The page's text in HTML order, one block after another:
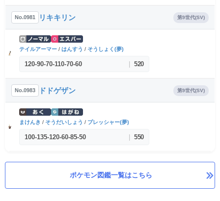
No.0981 リキキリン 第9世代(SV)
テイルアーマー / はんすう / そうしょく(夢)
120-90-70-110-70-60 520
No.0983 ドドゲザン 第9世代(SV)
まけんき / そうだいしょう / プレッシャー(夢)
100-135-120-60-85-50 550
ポケモン図鑑一覧はこちら